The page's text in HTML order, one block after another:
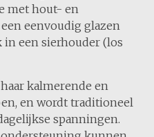
met hout- en
eenvoudig glazen
een sierhouder (los
kalmerende en
en wordt traditioneel
spanningen.